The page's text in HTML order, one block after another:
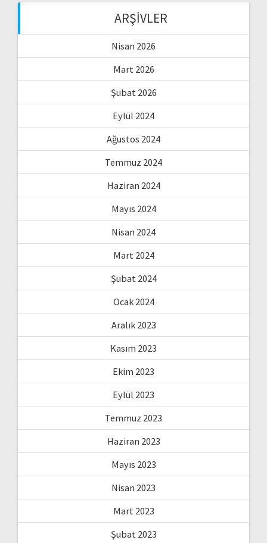
ARŞIVLER
Nisan 2026
Mart 2026
Şubat 2026
Eylül 2024
Ağustos 2024
Temmuz 2024
Haziran 2024
Mayıs 2024
Nisan 2024
Mart 2024
Şubat 2024
Ocak 2024
Aralık 2023
Kasım 2023
Ekim 2023
Eylül 2023
Temmuz 2023
Haziran 2023
Mayıs 2023
Nisan 2023
Mart 2023
Şubat 2023